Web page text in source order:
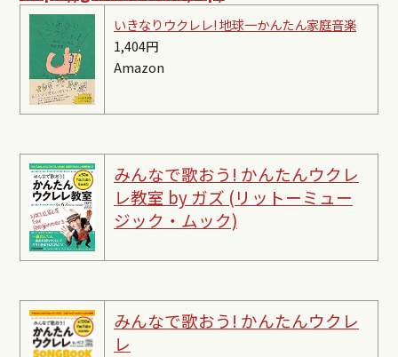
いきなりウクレレ! 地球一かんたん家庭音楽
1,404円
Amazon
みんなで歌おう! かんたんウクレ
レ教室 by ガズ (リットーミュー
ジック・ムック)
みんなで歌おう! かんたんウクレ
レ